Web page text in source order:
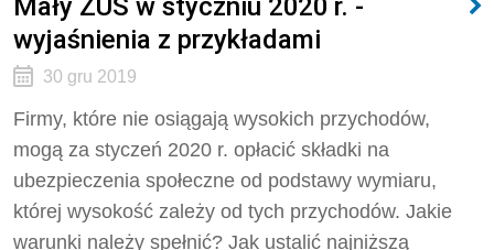
wyjaśnienia z przykładami
30 gru 2019
Firmy, które nie osiągają wysokich przychodów,
mogą za styczeń 2020 r. opłacić składki na
ubezpieczenia społeczne od podstawy wymiaru,
której wysokość zależy od tych przychodów. Jakie
warunki należy spełnić? Jak ustalić najniższą